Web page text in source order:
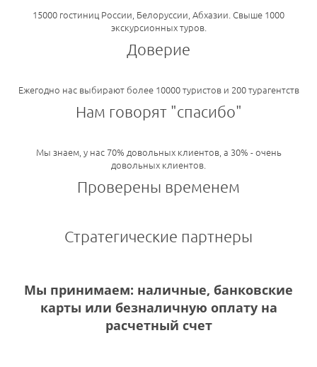
15000 гостиниц России, Белоруссии, Абхазии. Свыше 1000
экскурсионных туров.
Доверие
Ежегодно нас выбирают более 10000 туристов и 200 турагентств
Нам говорят "спасибо"
Мы знаем, у нас 70% довольных клиентов, а 30% - очень
довольных клиентов.
Проверены временем
Стратегические партнеры
Мы принимаем: наличные, банковские
карты или безналичную оплату на
расчетный счет